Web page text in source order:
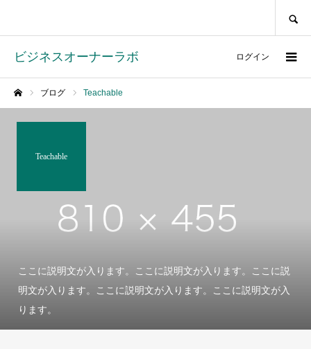
ビジネスオーナーラボ ログイン
ブログ Teachable
Teachable
ここに説明文が入ります。ここに説明文が入ります。ここに説
明文が入ります。ここに説明文が入ります。ここに説明文が入
ります。